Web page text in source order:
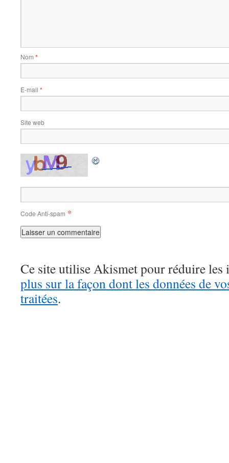
Nom *
E-mail *
Site web
Code Anti-spam *
Ce site utilise Akismet pour réduire les
plus sur la façon dont les données de
traitées.